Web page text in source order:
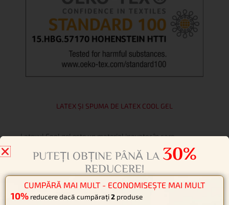
LATEX ȘI SPUMA DE LATEX COOL GEL
LatexulCool gel este un material inovator în care
permanent de capsule COOL
GEL cu o conductivitate termică ridicată. Astfel, spum ade
latexformatădin acest material asigură o termoreglare
mai bunaprin absorbția șiulterioreliberarea căldur de la
persoana care doarme.Spuma de latex